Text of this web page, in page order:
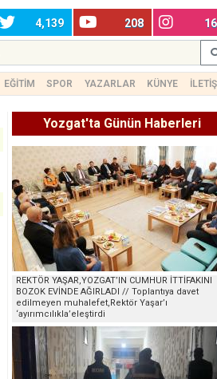
4,139 208
EĞİTİM SPOR YAZARLAR KÜNYE
Yozgat'ta Günün Haberleri
REKTÖR YAŞAR,YOZGAT’IN CUMHUR İTTİFAKINI
BOZOK EVİNDE AĞIRLADI // Toplantıya davet
edilmeyen muhalefet,Rektör Yaşar’ı
‘ayırımcılıkla’eleştirdi